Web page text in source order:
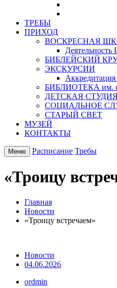
ТРЕБЫ
ПРИХОД
ВОСКРЕСНАЯ
БИБЛЕЙСКИЙ
ЭКСКУРСИИ
Аккредитация
БИБЛИОТЕКА им.
ДЕТСКАЯ
СОЦИАЛЬНОЕ
СТАРЫЙ СВЕТ
МУЗЕЙ
КОНТАКТЫ
Меню Расписание Требы
«Троицу
Главная
Новости
«Троицу встречаем»
Новости
04.06.2026
ordmin